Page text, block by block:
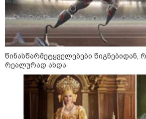
ეს
რომ
დედა
16:02 / 03-08-
"15 წლის
დანაშაული,
დაწყებული
შედეგი არ
ხარძიანი
კატეგორიის ყველა სიახლე
წინასწარმეტყველებები წიგნებიდან,
რეალურად ახდა